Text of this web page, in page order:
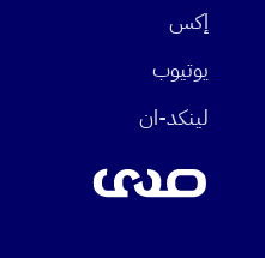
إكس
يوتيوب
لينكد-ان